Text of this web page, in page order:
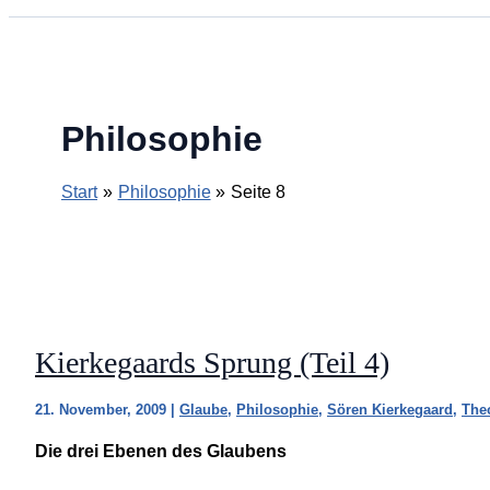
Philosophie
Start Philosophie Seite 8
Kierkegaards Sprung (Teil 4)
21. November, 2009 Glaube, Philosophie, Sören Kierkegaard ,
Die drei Ebenen des Glaubens